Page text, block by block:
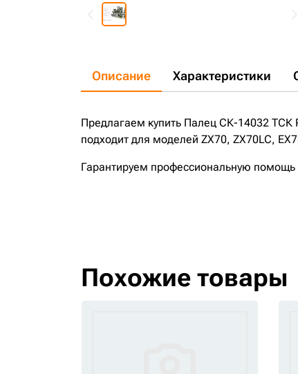
Описание Характеристики
Предлагаем купить Палец СК-14032 ТСК
подходит для моделей ZX70, ZX70LC,
Гарантируем профессиональную
Похожие товары